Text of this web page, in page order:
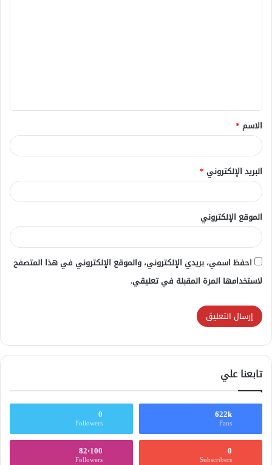
ق
*
الاسم *
البريد الإلكتروني *
الموقع الإلكتروني
احفظ اسمي، بريدي الإلكتروني، والموقع الإلكتروني في هذا المتصفح
لاستخدامها المرة المقبلة في تعليقي.
تابعنا علي
622k
Fans
0
Followers
0
Subscribers
82٬100
Followers